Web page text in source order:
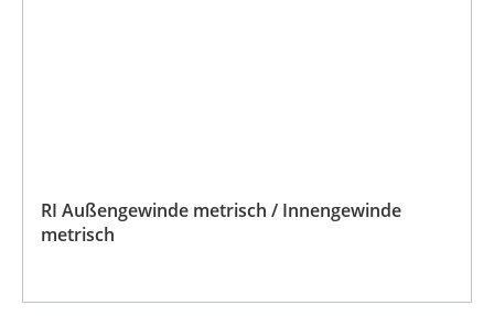
RI Außengewinde metrisch / Innengewinde
metrisch